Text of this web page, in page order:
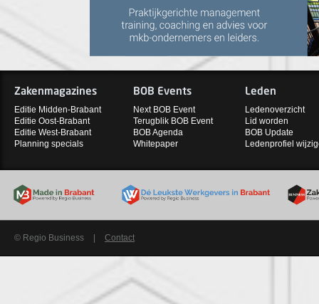
Zakenmagazines
Editie Midden-Brabant
Editie Oost-Brabant
Editie West-Brabant
Planning specials
BOB Events
Next BOB Event
Terugblik BOB Event
BOB Agenda
Whitepaper
Leden
Ledenoverzicht
Lid worden
BOB Update
Ledenprofiel
© Regio Business Contact